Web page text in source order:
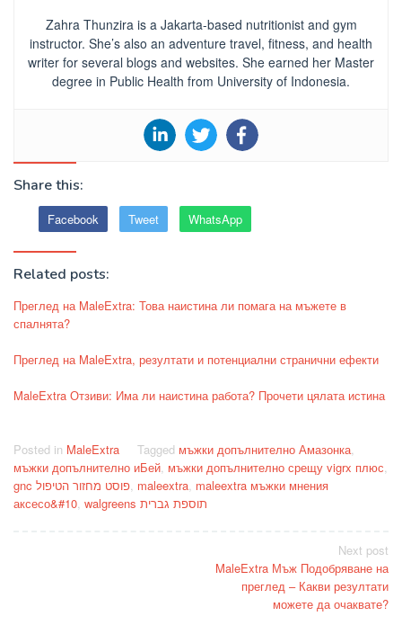
Zahra Thunzira is a Jakarta-based nutritionist and gym
instructor. She’s also an adventure travel, fitness, and health
writer for several blogs and websites. She earned her Master
degree in Public Health from University of Indonesia.
Share this:
Facebook Tweet WhatsApp
Related posts:
Преглед на MaleExtra: Това наистина ли помага на мъжете в
спалнята?
Преглед на MaleExtra, резултати и потенциални странични ефекти
MaleExtra Отзиви: Има ли наистина работа? Прочети цялата истина
Posted in MaleExtra Tagged мъжки допълнително Амазонка,
мъжки допълнително иБей, мъжки допълнително срещу vigrx плюс,
gnc פוסט מחזור הטיפול, maleextra, maleextra мъжки мнения
аксесо&#10, walgreens תוספת גברית
Next post
MaleExtra Мъж Подобряване на
преглед – Какви резултати
можете да очаквате?